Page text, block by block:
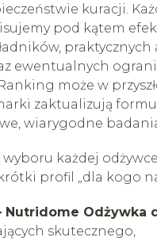
kuracji.
pod kątem
ewentualnych
może w
zaktualizują
wiarygodne
wyboru każdej odżywce
profil „dla kogo
Nutridome Odżywka
skutecznego,